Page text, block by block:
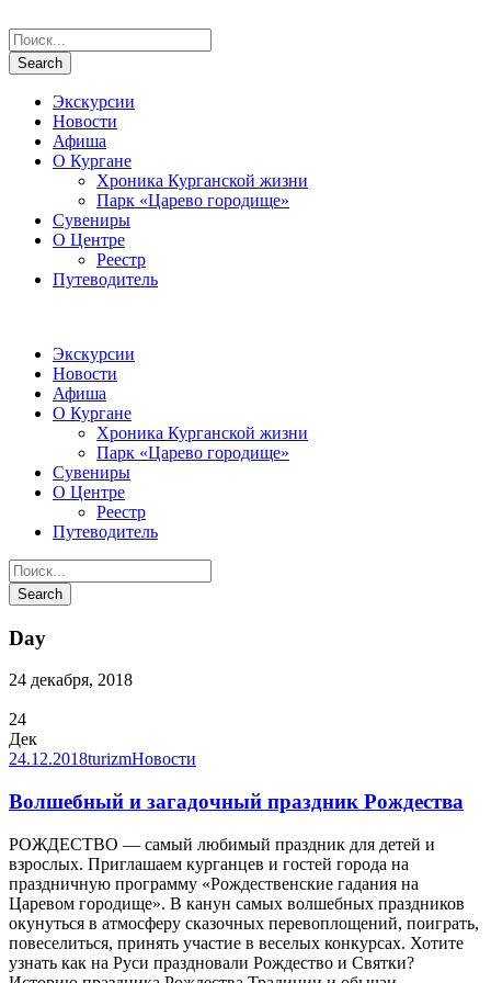
Экскурсии
Новости
Афиша
О Кургане
Хроника Курганской жизни
Парк «Царево городище»
Сувениры
О Центре
Реестр
Путеводитель
Экскурсии
Новости
Афиша
О Кургане
Хроника Курганской жизни
Парк «Царево городище»
Сувениры
О Центре
Реестр
Путеводитель
Day
24 декабря, 2018
24
Дек
24.12.2018turizmНовости
Волшебный и загадочный праздник Рождества
РОЖДЕСТВО — самый любимый праздник для детей и
взрослых. Приглашаем курганцев и гостей города на
праздничную программу «Рождественские гадания на
Царевом городище». В канун самых волшебных праздников
окунуться в атмосферу сказочных перевоплощений, поиграть,
повеселиться, принять участие в веселых конкурсах. Хотите
узнать как на Руси праздновали Рождество и Святки?